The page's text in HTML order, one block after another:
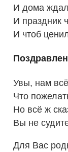
И дома
И праздник
И чтоб
Увы, нам
Что
Но всё ж
Вы не
Для Вас